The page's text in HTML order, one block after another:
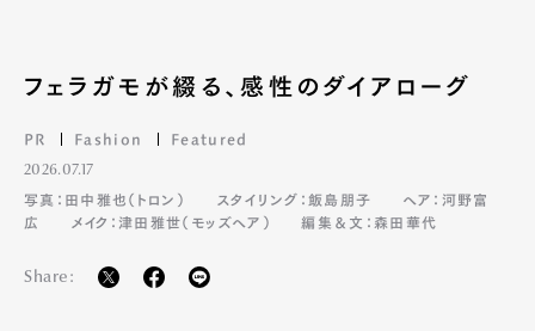
フェラガモが綴る、感性のダイアローグ
PR Fashion Featured
2026.07.17
写真：田中雅也（トロン）
スタイリング：飯島朋子
ヘア：河野富
広
メイク：津田雅世（モッズヘア） 編集＆文：森田華代
Share: